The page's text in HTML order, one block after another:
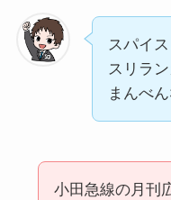
スパイ
スリラ
まんべ
小田急線の月刊